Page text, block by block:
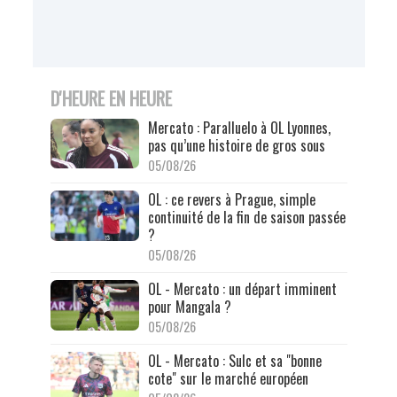
D'HEURE EN HEURE
Mercato : Paralluelo à OL Lyonnes,
pas qu’une histoire de gros sous
05/08/26
OL : ce revers à Prague, simple
continuité de la fin de saison passée
?
05/08/26
OL - Mercato : un départ imminent
pour Mangala ?
05/08/26
OL - Mercato : Sulc et sa "bonne
cote" sur le marché européen